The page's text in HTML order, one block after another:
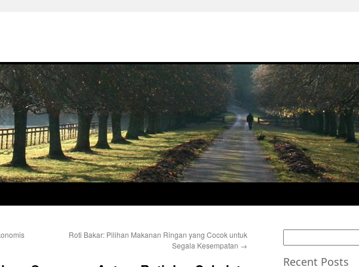
Roti Bakar: Pilihan Makanan Ringan yang Cocok untuk
Segala Kesempatan →
Recent Posts